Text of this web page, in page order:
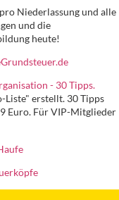
Niederlassung und alle
und die
heute!
- 30 Tipps.
Liste" erstellt. 30 Tipps
Euro. Für VIP-Mitglieder